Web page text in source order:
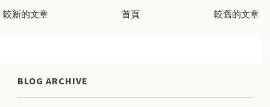
較新的文章 較舊的文章
首頁
BLOG ARCHIVE